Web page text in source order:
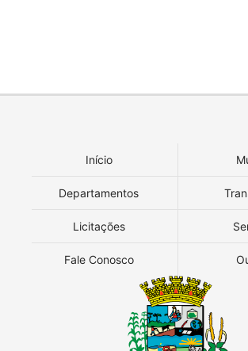
Início
Departamentos
Licitações
Fale Conosco